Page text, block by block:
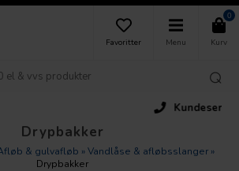
Favoritter Menu
0
Kurv
Kundeservice
Drypbakker
& gulvafløb »Vandlåse & afløbsslanger »
Drypbakker